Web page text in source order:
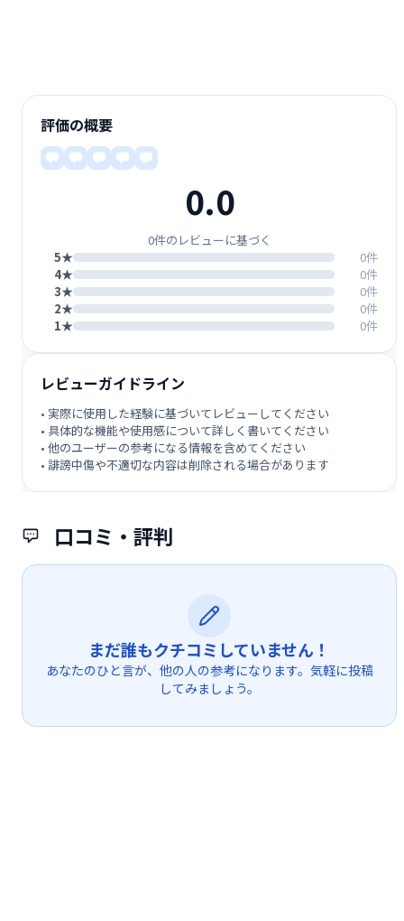
口コミ・評判
まだ誰もクチコミしていません！
あなたのひと言が、他の人の参考になります。気軽に投稿
してみましょう。
評価の概要
0.0
0件のレビューに基づく
5★
0件
4★
0件
3★
0件
2★
0件
1★
0件
レビューガイドライン
• 実際に使用した経験に基づいてレビューしてください
• 具体的な機能や使用感について詳しく書いてください
• 他のユーザーの参考になる情報を含めてください
• 誹謗中傷や不適切な内容は削除される場合があります